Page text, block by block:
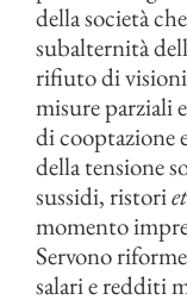
della società
subalternità
rifiuto di visioni
misure parziali
di cooptazione
della tensione
sussidi, ristori
momento
Servono
salari e redditi